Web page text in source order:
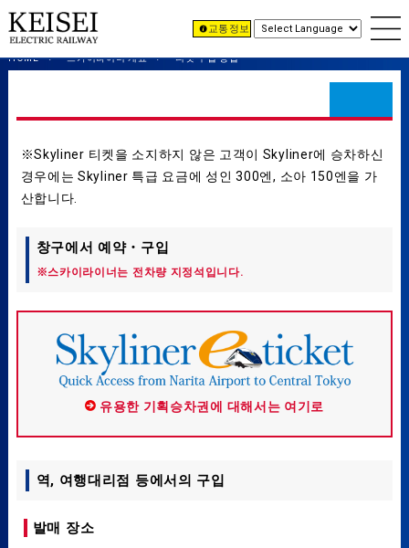
교통 정보
HOME 스카이라이너 개요 티켓 구입 방법
※Skyliner 티켓을 소지하지 않은 고객이 Skyliner에 승차하신
경우에는 Skyliner 특급 요금에 성인 300엔, 소아 150엔을 가
산합니다.
창구에서 예약・구입
※스카이라이너는 전차량 지정석입니다.
유용한 기획승차권에 대해서는 여기로
역, 여행대리점 등에서의 구입
발매 장소